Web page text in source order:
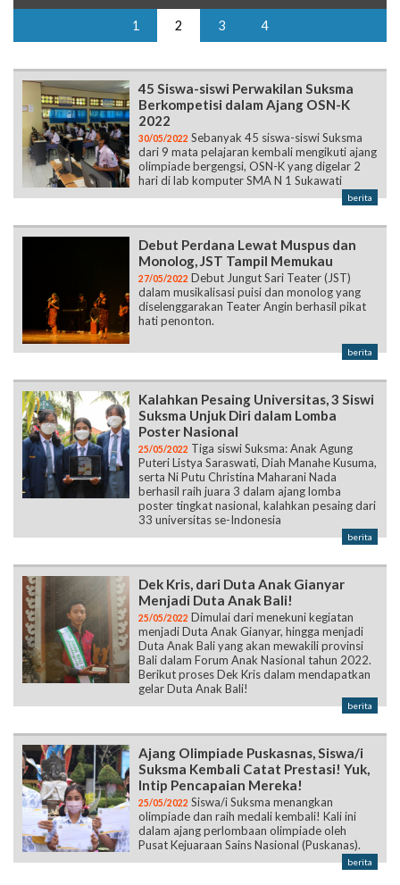
1 2 3 4
45 Siswa-siswi Perwakilan Suksma
Berkompetisi dalam Ajang OSN-K
2022
30/05/2022 Sebanyak 45 siswa-siswi Suksma
dari 9 mata pelajaran kembali mengikuti ajang
olimpiade bergengsi, OSN-K yang digelar 2
hari di lab komputer SMA N 1 Sukawati
berita
Debut Perdana Lewat Muspus dan
Monolog, JST Tampil Memukau
27/05/2022 Debut Jungut Sari Teater (JST)
dalam musikalisasi puisi dan monolog yang
diselenggarakan Teater Angin berhasil pikat
hati penonton.
berita
Kalahkan Pesaing Universitas, 3 Siswi
Suksma Unjuk Diri dalam Lomba
Poster Nasional
25/05/2022 Tiga siswi Suksma: Anak Agung
Puteri Listya Saraswati, Diah Manahe Kusuma,
serta Ni Putu Christina Maharani Nada
berhasil raih juara 3 dalam ajang lomba
poster tingkat nasional, kalahkan pesaing dari
33 universitas se-Indonesia
berita
Dek Kris, dari Duta Anak Gianyar
Menjadi Duta Anak Bali!
25/05/2022 Dimulai dari menekuni kegiatan
menjadi Duta Anak Gianyar, hingga menjadi
Duta Anak Bali yang akan mewakili provinsi
Bali dalam Forum Anak Nasional tahun 2022.
Berikut proses Dek Kris dalam mendapatkan
gelar Duta Anak Bali!
berita
Ajang Olimpiade Puskasnas, Siswa/i
Suksma Kembali Catat Prestasi! Yuk,
Intip Pencapaian Mereka!
25/05/2022 Siswa/i Suksma menangkan
olimpiade dan raih medali kembali! Kali ini
dalam ajang perlombaan olimpiade oleh
Pusat Kejuaraan Sains Nasional (Puskanas).
berita